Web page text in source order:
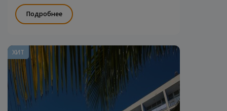
Подробнее
ХИТ